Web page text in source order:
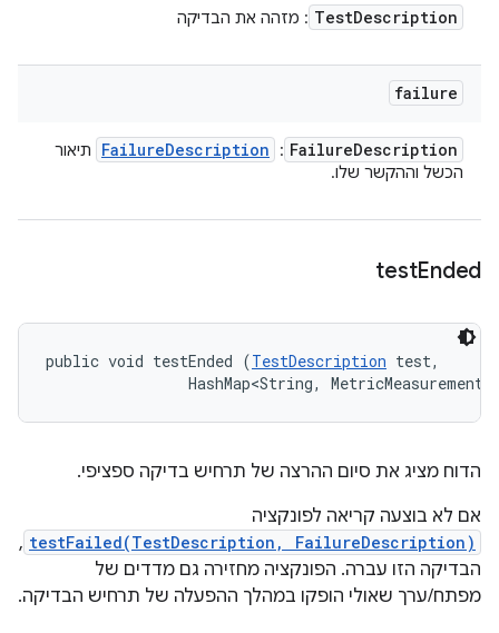
TestDescription : מזהה את הבדיקה
failure
FailureDescription
:
FailureDescription
תיאור
הכשל וההקשר שלו.
testEnded
public void testEnded (TestDescription test,
HashMap<String,
הדוח מציג את סיום ההרצה של תרחיש בדיקה ספציפי.
אם לא בוצעה קריאה לפונקציה
testFailed(TestDescription, FailureDescription)
,
הבדיקה הזו עברה. הפונקציה מחזירה גם מדדים של
מפתח/ערך שאולי הופקו במהלך ההפעלה של תרחיש הבדיקה.